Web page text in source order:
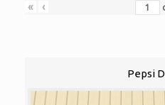
« ‹
Pepsi